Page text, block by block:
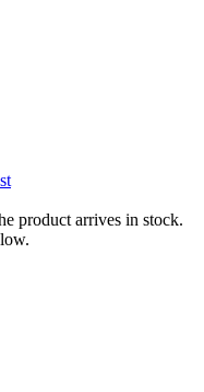
product arrives in stock.